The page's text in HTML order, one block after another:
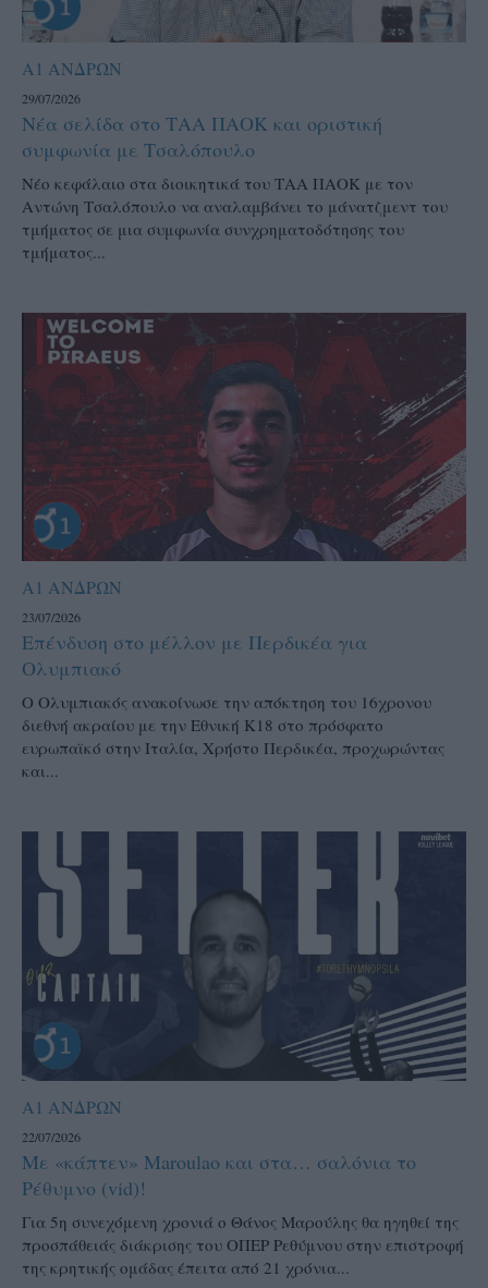
Α1 ΑΝΔΡΩΝ
29/07/2026
Νέα σελίδα στο ΤΑΑ ΠΑΟΚ και οριστική
συμφωνία με Τσαλόπουλο
Νέο κεφάλαιο στα διοικητικά του ΤΑΑ ΠΑΟΚ με τον
Αντώνη Τσαλόπουλο να αναλαμβάνει το μάνατζμεντ του
τμήματος σε μια συμφωνία συνχρηματοδότησης του
τμήματος...
Α1 ΑΝΔΡΩΝ
23/07/2026
Επένδυση στο μέλλον με Περδικέα για
Ολυμπιακό
Ο Ολυμπιακός ανακοίνωσε την απόκτηση του 16χρονου
διεθνή ακραίου με την Εθνική Κ18 στο πρόσφατο
ευρωπαϊκό στην Ιταλία, Χρήστο Περδικέα, προχωρώντας
και...
Α1 ΑΝΔΡΩΝ
22/07/2026
Με «κάπτεν» Maroulao και στα… σαλόνια το
Ρέθυμνο (vid)!
Για 5η συνεχόμενη χρονιά ο Θάνος Μαρούλης θα ηγηθεί της
προσπάθειάς διάκρισης του ΟΠΕΡ Ρεθύμνου στην επιστροφή
της κρητικής ομάδας έπειτα από 21 χρόνια...